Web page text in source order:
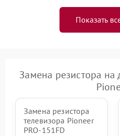
Показать
Замена резистора на
Замена резистора
телевизора Pioneer
PRO-151FD